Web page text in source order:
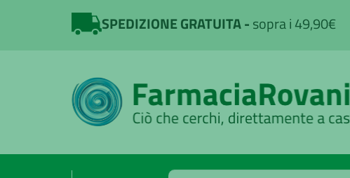
SPEDIZIONE GRATUITA sopra i 49,90€